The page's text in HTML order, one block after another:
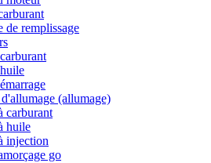
de remplissage
(allumage)
carburant
huile
injection
go